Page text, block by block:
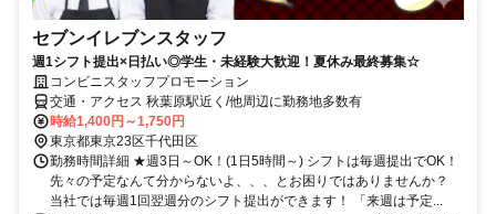
セブンイレブンスタッフ
週1シフト提出×日払い◎学生・未経験大歓迎！夏休み最終募集☆
コンビニスタッフプロモーション
交通・アクセス 秋葉原駅近く/他周辺に勤務地多数有
時給1,400円～1,750円
東京都東京23区千代田区
勤務時間詳細 ★週3日～OK！(1日5時間～) シフトは毎週提出でOK！
先々の予定なんて分からないよ、、、とお困りではありませんか？
当社では毎週1回翌週分のシフト提出ができます！ 「来週は予定...